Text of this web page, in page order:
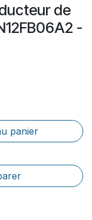
de
-
panier